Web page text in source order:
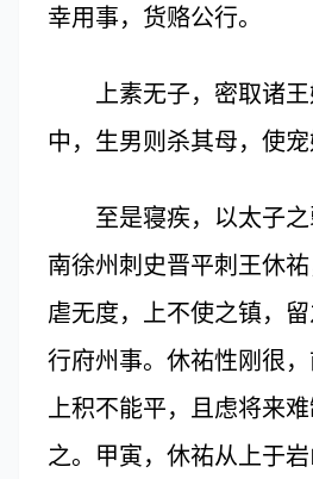
幸用事，货赂公行。
上素无子，密取诸王
中，生男则杀其母，使宠
至是寝疾，以太子之
南徐州刺史晋平刺王休
虐无度，上不使之镇，
行府州事。休祐性刚很，
上积不能平，且虑将来
之。甲寅，休祐从上于